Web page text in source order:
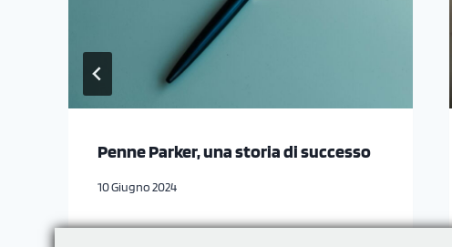
Penne Parker, una storia di successo
10 Giugno 2024